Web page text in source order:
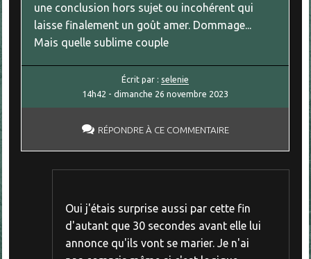
une conclusion hors sujet ou incohérent qui
laisse finalement un goût amer. Dommage...
Mais quelle sublime couple
Écrit par : selenie
14h42 -dimanche 26 novembre 2023
RÉPONDRE À CE COMMENTAIRE
Oui j'étais surprise aussi par cette fin
d'autant que 30 secondes avant elle lui
annonce qu'ils vont se marier. Je n'ai